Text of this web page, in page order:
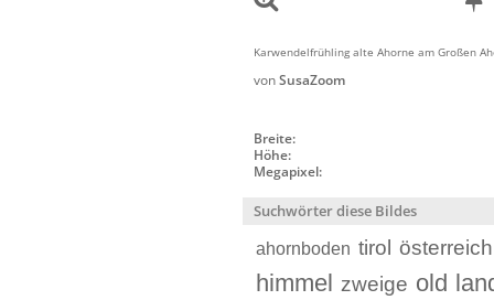
Karwendelfrühling alte Ahorne am Großen
vonSusaZoom
Breite:
Höhe:
Megapixel:
Suchwörter diese Bildes
ahornboden tirol österreich
himmel zweige old